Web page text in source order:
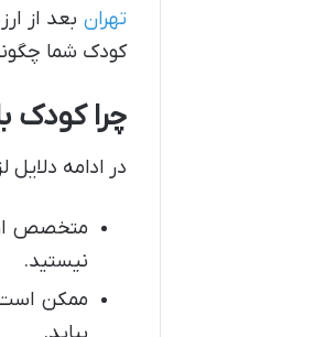
تهران بعد از
کودک شما
چرا کودک باید تا قبل از
در ادامه
متخصص
نیستید.
ممکن